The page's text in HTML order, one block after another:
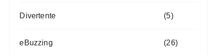
Divertente (5)
eBuzzing (26)